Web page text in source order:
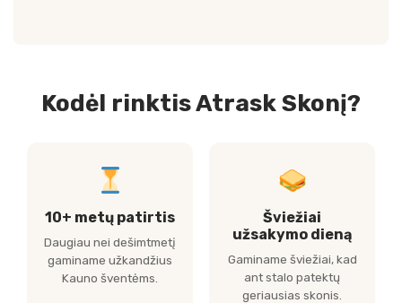
Kodėl rinktis Atrask Skonį?
10+ metų patirtis
Daugiau nei dešimtmetį
gaminame užkandžius
Kauno šventėms.
Šviežiai
užsakymo dieną
Gaminame šviežiai, kad
ant stalo patektų
geriausias skonis.